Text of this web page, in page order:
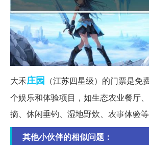
大禾庄园 （江苏四星级）的门票是免
个娱乐和体验项目，如生态农业餐厅
摘、休闲垂钓、湿地野炊、农事体验等
其他小伙伴的相似问题：